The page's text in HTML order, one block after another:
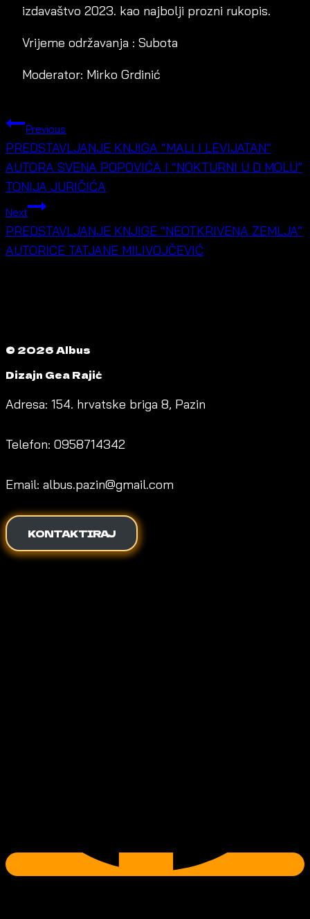
izdavaštvo 2023. kao najbolji prozni rukopis.
Vrijeme održavanja : Subota
Moderator: Mirko Grdinić
POST
NAVIGATION
Previous
PREDSTAVLJANJE KNJIGA “MALI I LEVIJATAN”
AUTORA SVENA POPOVIĆA I “NOKTURNI U D MOLU”
TONIJA JURIČIĆA
Next
PREDSTAVLJANJE KNJIGE “NEOTKRIVENA ZEMLJA”
AUTORICE TATJANE MILIVOJČEVIĆ
© 2026 Albus
Dizajn Gea Rajić
Adresa: 154. hrvatske briga 8, Pazin
Telefon: 0958714342
Email: albus.pazin@gmail.com
KONTAKTIRAJ